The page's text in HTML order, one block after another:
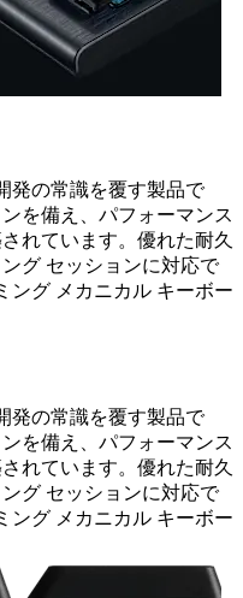
発の常識を覆す製品で
を備え、パフォーマンス
れています。優れた耐久
グ セッションに対応で
ング メカニカル キーボー
発の常識を覆す製品で
を備え、パフォーマンス
れています。優れた耐久
グ セッションに対応で
ング メカニカル キーボー